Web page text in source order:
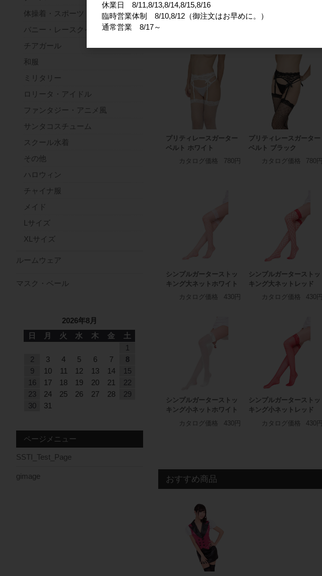
フェミニンフリルレース
付ガーターネットストッ
キング ブラック
付ガーターネットストッ
キング ホワイト
プリティレースガーター
ベルト ホワイト
カタログ価格
780円
プリティレースガーター
ベルト ブラック
カタログ価格
780円
シンプルガーターストッ
キング大ネットホワイト
カタログ価格
430円
シンプルガーターストッ
キング大ネットレッド
カタログ価格
430円
シンプルガーターストッ
キング小ネットホワイト
カタログ価格
430円
シンプルガーターストッ
キング小ネットレッド
カタログ価格
430円
おすすめ商品
体操着・スポーツ
バニー・レースクイーン
チアガール
和服
ミリタリー
ロリータ・アイドル
ファンタジー・アニメ風
サンタコスチューム
スクール水着
その他
ハロウィン
チャイナ服
メイド
Lサイズ
XLサイズ
ルームウェア
マスク・ベール
2026年8月
日
月 火 水 木 金
土
1
2
3 4 5 6 7
8
9
10 11 12 13 14
15
16
17 18 19 20 21
22
23
24 25 26 27 28
29
30
31
ページメニュー
SSTI_Test_Page
gimage
休業日 8/11,8/13,8/14,8/15,8/16
臨時営業体制 8/10,8/12（御注文はお早めに。）
通常営業 8/17～